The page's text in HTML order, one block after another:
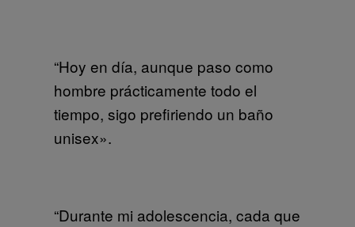
“Hoy en día, aunque paso como
hombre prácticamente todo el
tiempo, sigo prefiriendo un baño
unisex».
“Durante mi adolescencia, cada que